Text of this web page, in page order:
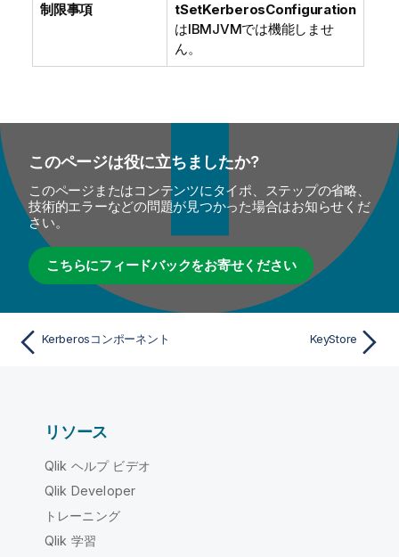
制限事項
tSetKerberosConfiguration
はIBMJVMでは機能しませ
ん。
このページは役に立ちましたか?
このページまたはコンテンツにタイポ、ステップの省略、
技術的エラーなどの問題が見つかった場合はお知らせくだ
さい。
こちらにフィードバックをお寄せください
Kerberosコンポーネント KeyStore
リソース
Qlik ヘルプ ビデオ
Qlik Developer
トレーニング
Qlik 学習